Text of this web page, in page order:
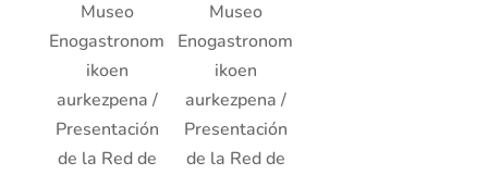
Museo
Enogastronom
ikoen
aurkezpena /
Presentación
de la Red de
Museo
Enogastronom
ikoen
aurkezpena /
Presentación
de la Red de